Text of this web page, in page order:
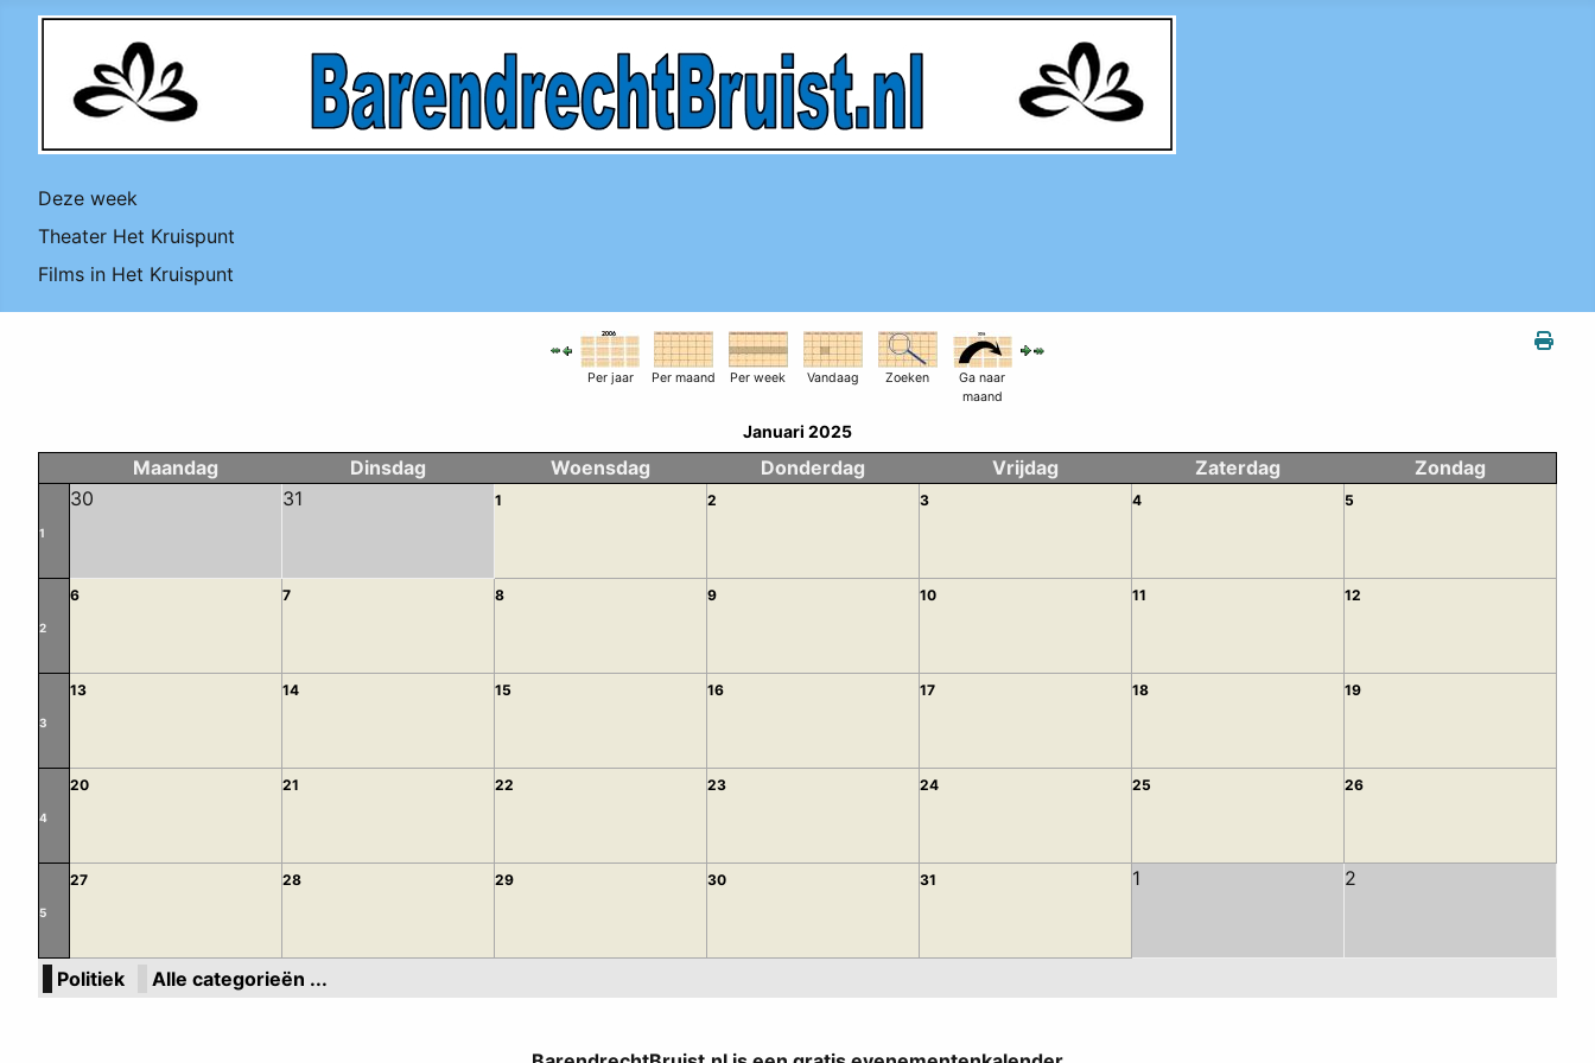
Deze week
Theater Het Kruispunt
Films in Het Kruispunt
Per jaar Per maand Per week Vandaag Zoeken
Ga naar
maand
Januari 2025
Maandag Dinsdag Woensdag Donderdag Vrijdag Zaterdag Zondag
1
30 31 1 2 3 4 5
2
6 7 8 9 10 11 12
3
13 14 15 16 17 18 19
4
20 21 22 23 24 25 26
5
27 28 29 30 31 1 2
Politiek Alle categorieën ...